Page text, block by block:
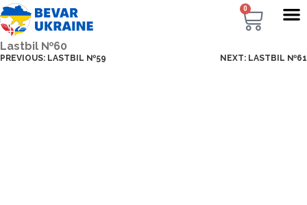
0
Lastbil №60
PREVIOUS: LASTBIL №59 NEXT: LASTBIL №61